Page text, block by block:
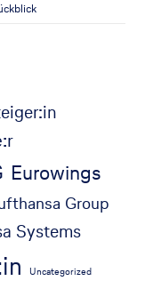
Eurowings
Group
Systems
Uncategorized